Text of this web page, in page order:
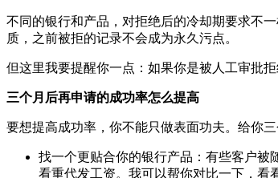
不同的银行和产品，对拒绝后的冷却期要求不
质，之前被拒的记录不会成为永久污点。
但这里我要提醒你一点：如果你是被人工审批
三个月后再申请的成功率怎么提高
要想提高成功率，你不能只做表面功夫。给你三
找一个更贴合你的银行产品：有些客户被
看重代发工资。我可以帮你对比一下，看